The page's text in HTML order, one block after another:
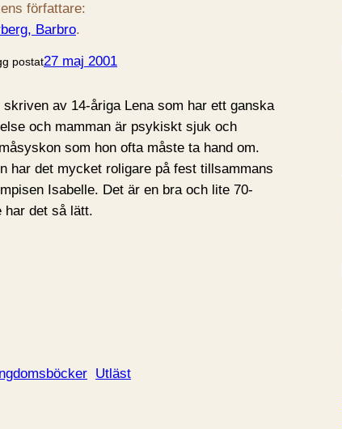
författare:
Barbro.
postat27 maj 2001
av 14-åriga Lena som har ett ganska
och mamman är psykiskt sjuk och
som hon ofta måste ta hand om.
har det mycket roligare på fest tillsammans
Isabelle. Det är en bra och lite 70-
har det så lätt.
Utläst